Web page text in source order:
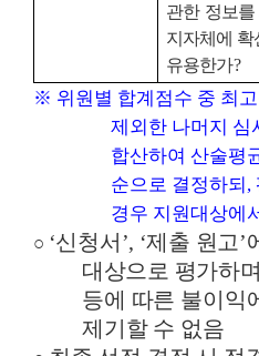
관한 정보를
지자체에 확
유용한가?
※ 위원별 합계점수 중 최
제외한 나머지 심
합산하여 산술평
순으로 결정하되 ,
경우 지원대상에
○ ‘신청서 ’, ‘제출 원고’
대상으로 평가하며
등에 따른 불이익
제기할 수 없음